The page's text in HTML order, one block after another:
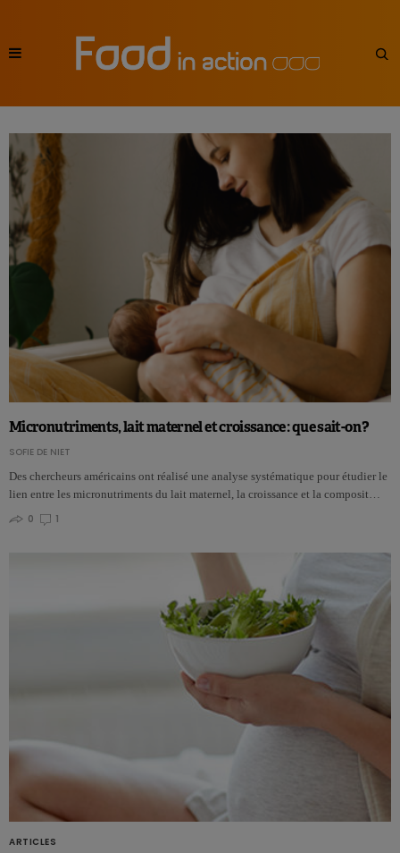
Micronutriments, lait maternel et croissance : que sait-on ?
SOFIE DE NIET
Des chercheurs américains ont réalisé une analyse systématique pour étudier le
lien entre les micronutriments du lait maternel, la croissance et la composit…
0
1
ARTICLES